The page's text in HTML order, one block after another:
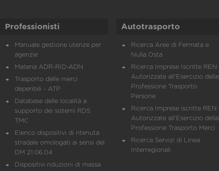
Professionisti
Manuale gestione utenze per
agenzie
Materia ADR-RID-ADN
Trasporto delle merci
deperibili - ATP
Database delle località a
supporto dei sistemi RDS
TMC
Elenco dispositivi di ritenuta
stradale omologati ai sensi del
DM 21.06.04
Dispositivi riduzioni di massa
Autotrasporto
Ricerca Aree di Fermata e
Nulla Osta
Ricerca Imprese Iscritte REN
Autorizzate all'Esercizio della
Professione Trasporto
Persone
Ricerca Imprese iscritte REN
Autorizzate all'Esercizio della
Professione Trasporto Merci
Ricerca Servizi di Linea
Interregionali